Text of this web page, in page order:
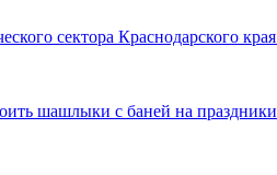
сектора Краснодарского
шашлыки с баней на праздники